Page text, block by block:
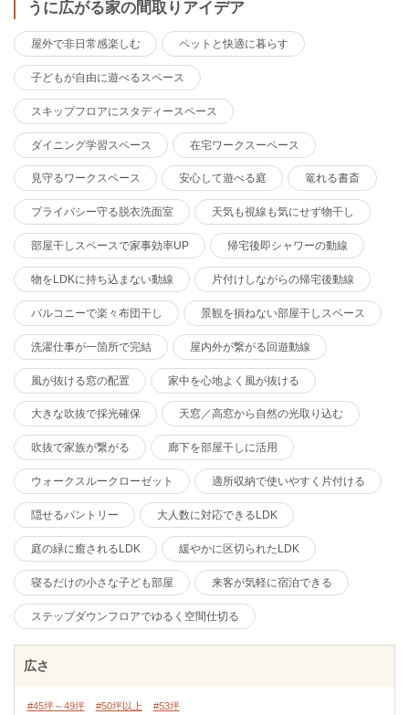
うに広がる家の間取りアイデア
屋外で非日常感楽しむ ペットと快適に暮らす
子どもが自由に遊べるスペース
スキップフロアにスタディースペース
ダイニング学習スペース 在宅ワークスーペース
見守るワークスペース 安心して遊べる庭 篭れる書斎
プライバシー守る脱衣洗面室 天気も視線も気にせず物干し
部屋干しスペースで家事効率UP 帰宅後即シャワーの動線
物をLDKに持ち込まない動線 片付けしながらの帰宅後動線
バルコニーで楽々布団干し 景観を損ねない部屋干しスペース
洗濯仕事が一箇所で完結 屋内外が繋がる回遊動線
風が抜ける窓の配置 家中を心地よく風が抜ける
大きな吹抜で採光確保 天窓／高窓から自然の光取り込む
吹抜で家族が繋がる 廊下を部屋干しに活用
ウォークスルークローゼット 適所収納で使いやすく片付ける
隠せるパントリー 大人数に対応できるLDK
庭の緑に癒されるLDK 緩やかに区切られたLDK
寝るだけの小さな子ども部屋 来客が気軽に宿泊できる
ステップダウンフロアでゆるく空間仕切る
広さ
#45坪～49坪 #50坪以上 #53坪